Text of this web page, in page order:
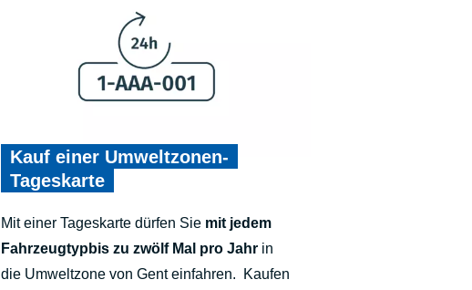
Kauf einer Umweltzonen-
Tageskarte
Mit einer Tageskarte dürfen Sie mit jedem
Fahrzeugtypbis zu zwölf Mal pro Jahrin
die Umweltzone von Gent einfahren. Kaufen